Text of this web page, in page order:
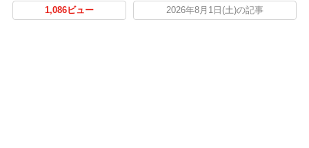
1,086ビュー 2026年8月1日(土)の記事